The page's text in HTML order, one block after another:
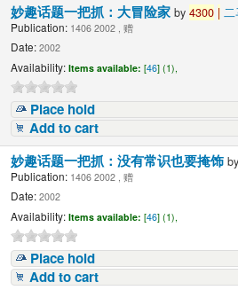
妙趣话题一把抓：大冒险家by4300 | 二
Publication: 1406 2002 , 赠
Date: 2002
Availability: Items available: [46] (1),
Place hold
Add to cart
妙趣话题一把抓：没有常识也要掩饰
Publication: 1406 2002 , 赠
Date: 2002
Availability: Items available: [46] (1),
Place hold
Add to cart